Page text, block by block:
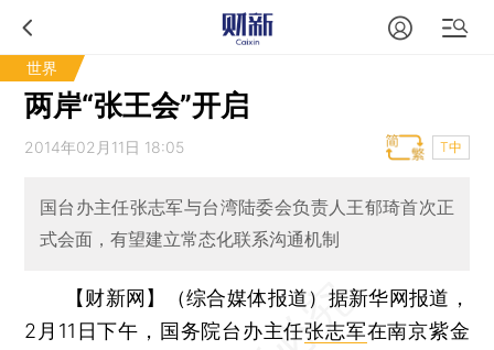
世界
两岸“张王会”开启
2014年02月11日 18:05 T中
国台办主任张志军与台湾陆委会负责人王郁琦首次正
式会面，有望建立常态化联系沟通机制
【财新网】（综合媒体报道） 据新华网报道，
2月11日下午，国务院台办主任张志军在南京紫金